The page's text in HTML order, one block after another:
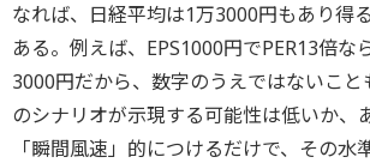
なれば、日経平均は1万3000円もあり得
ある。例えば、EPS1000円でPER13倍な
3000円だから、数字のうえではないこ
のシナリオが示現する可能性は低いか、
「瞬間風速」的につけるだけで、その水